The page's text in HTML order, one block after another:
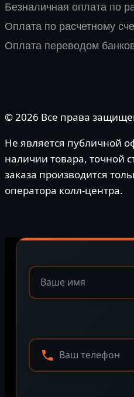
Безналичная оплата по
Оплата по расчетному
Оплата переводом
© 2026 Все права
Не является публичной
наличии товара, точной
заказа производится
оператора колл-центра.